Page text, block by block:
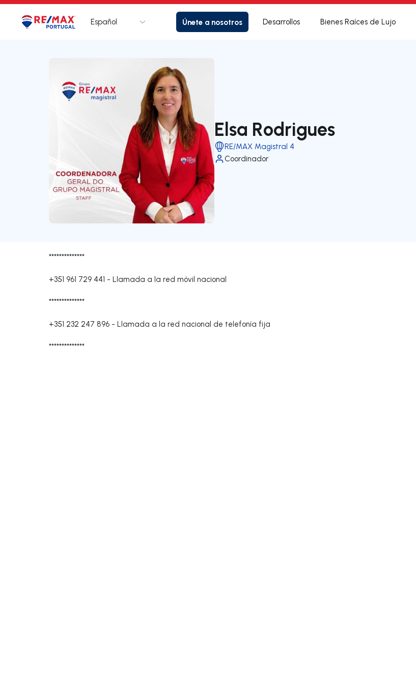
LogotipoIr a la página de inicio
Español Únete a nosotros Desarrollos Bienes Raíces de Lujo
Elsa Rodrigues
RE/MAX Magistral 4
Coordinador
**************
+351 961 729 441 - Llamada a la red móvil nacional
**************
+351 232 247 896 - Llamada a la red nacional de telefonía fija
**************